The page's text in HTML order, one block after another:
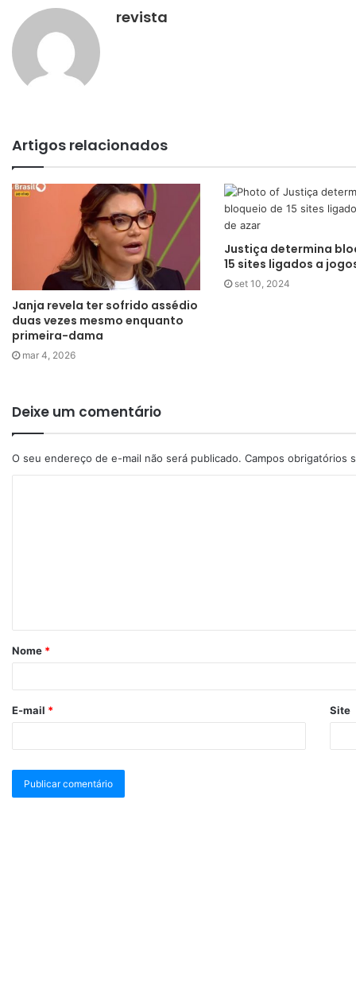
revista
Artigos relacionados
Janja revela ter sofrido assédio
duas vezes mesmo enquanto
primeira-dama
mar 4, 2026
Justiça determina
15 sites ligados a
set 10, 2024
Deixe um comentário
O seu endereço de e-mail não será publicado. Campos obrigatórios
Nome *
E-mail * Site